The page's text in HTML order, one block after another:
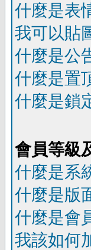
什麼是表
我可以貼
什麼是公
什麼是置
什麼是鎖
會員等級
什麼是系
什麼是版
什麼是會
我該如何